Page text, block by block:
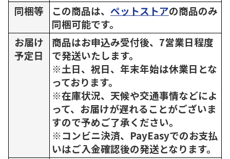
同梱等
この商品は、 ペットストアの商品のみ
同梱可能です。
お届け
予定日
商品はお申込み受付後、7営業日程度
で発送いたします。
※土日、祝日、年末年始は休業日とな
っております。
※在庫状況、天候や交通事情などによ
って、お届けが遅れることがございま
すので予めご了承ください。
※コンビニ決済、PayEasyでのお支払
いはご入金確認後の発送となります。